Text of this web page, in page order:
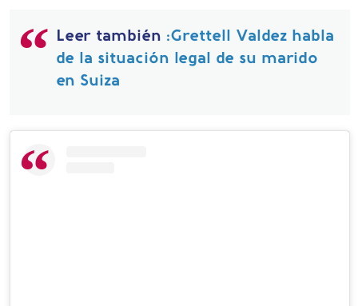
Leer también :Grettell Valdez habla
de la situación legal de su marido
en Suiza